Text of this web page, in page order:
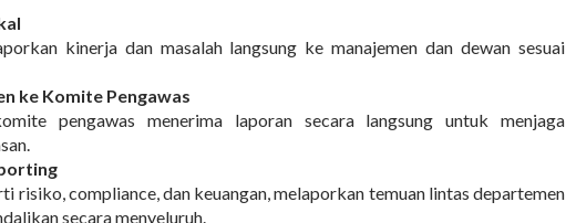
kinerja dan masalah langsung ke manajemen dan dewan sesuai
ke Komite Pengawas
pengawas menerima laporan secara langsung untuk menjaga
risiko, compliance, dan keuangan, melaporkan temuan lintas departemen
secara menyeluruh.